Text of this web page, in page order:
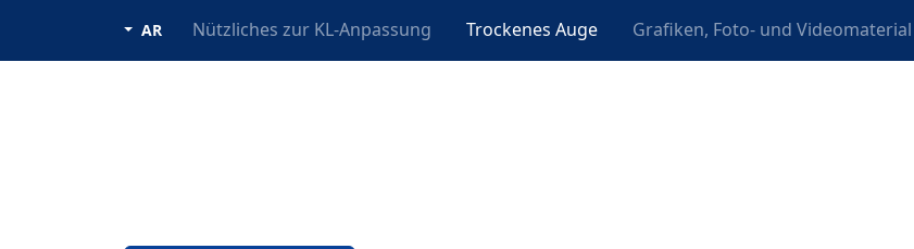
Grafiken, Foto- und Videomaterial
Trockenes Auge
Nützliches zur KL-Anpassung
AR